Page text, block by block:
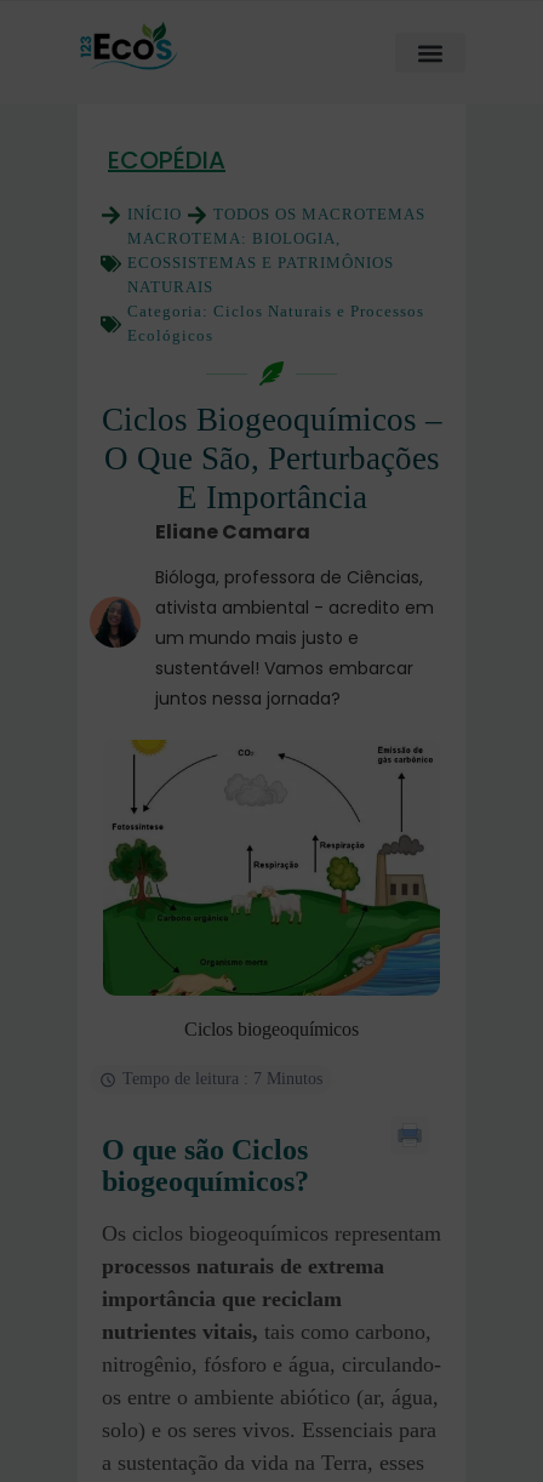
ECOPÉDIA
INÍCIO
TODOS OS MACROTEMAS
MACROTEMA: BIOLOGIA,
ECOSSISTEMAS E PATRIMÔNIOS
NATURAIS
Categoria: Ciclos Naturais e Processos
Ecológicos
Ciclos Biogeoquímicos –
O Que São, Perturbações
E Importância
Eliane Camara
Bióloga, professora de Ciências,
ativista ambiental - acredito em
um mundo mais justo e
sustentável! Vamos embarcar
juntos nessa jornada?
Ciclos biogeoquímicos
Tempo de leitura : 7 Minutos
O que são Ciclos
biogeoquímicos?
Os ciclos biogeoquímicos representam
processos naturais de extrema
importância que reciclam
nutrientes vitais, tais como carbono,
nitrogênio, fósforo e água, circulando-
os entre o ambiente abiótico (ar, água,
solo) e os seres vivos. Essenciais para
a sustentação da vida na Terra, esses